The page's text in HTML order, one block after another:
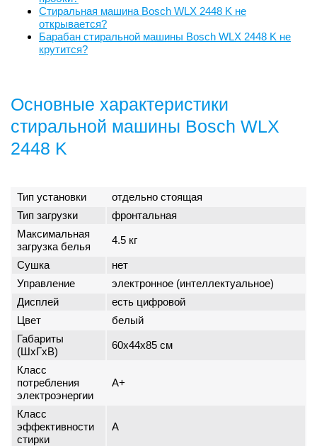
Стиральная машина Bosch WLX 2448 K не
открывается?
Барабан стиральной машины Bosch WLX 2448 K не
крутится?
Основные характеристики
стиральной машины Bosch WLX
2448 K
Тип установки
отдельно стоящая
Тип загрузки
фронтальная
Максимальная
загрузка белья
4.5 кг
Сушка
нет
Управление
электронное (интеллектуальное)
Дисплей
есть цифровой
Цвет
белый
Габариты
(ШxГxВ)
60x44x85 см
Класс
потребления
электроэнергии
A+
Класс
эффективности
стирки
A